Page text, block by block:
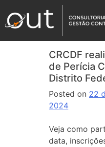
CRCDF
de Perícia
Distrito
Posted on 22
2024
Veja como
data,